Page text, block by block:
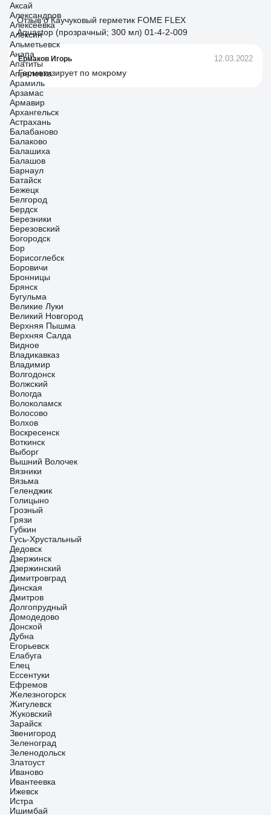
резьбах (на случай отсутствия специальной
фиксирующей краски) - на моем эксперименте вообще
идеально. Возможность использования для заполнения
полостей при сборке на прижимных прокладках требует
дополнительного исследования, хотя в данном деле
лучше хоть с каким-то наполнителем, чем с воздухом.
Отзыв о Каучуковый герметик FOME FLEX
Aquastop (прозрачный; 300 мл) 01-4-2-009
Ермаков Игорь 12.03.2022
Герметизирует по мокрому
Аксай
Александров
Алексеевка
Алексин
Альметьевск
Анапа
Апатиты
Апрелевка
Арамиль
Арзамас
Армавир
Архангельск
Астрахань
Балабаново
Балаково
Балашиха
Балашов
Барнаул
Батайск
Бежецк
Белгород
Бердск
Березники
Березовский
Богородск
Бор
Борисоглебск
Боровичи
Бронницы
Брянск
Бугульма
Великие Луки
Великий Новгород
Верхняя Пышма
Верхняя Салда
Видное
Владикавказ
Владимир
Волгодонск
Волжский
Вологда
Волоколамск
Волосово
Волхов
Воскресенск
Воткинск
Выборг
Вышний Волочек
Вязники
Вязьма
Геленджик
Голицыно
Грозный
Грязи
Губкин
Гусь-Хрустальный
Дедовск
Дзержинск
Дзержинский
Димитровград
Динская
Дмитров
Долгопрудный
Домодедово
Донской
Дубна
Егорьевск
Елабуга
Елец
Ессентуки
Ефремов
Железногорск
Жигулевск
Жуковский
Зарайск
Звенигород
Зеленоград
Зеленодольск
Златоуст
Иваново
Ивантеевка
Ижевск
Истра
Ишимбай